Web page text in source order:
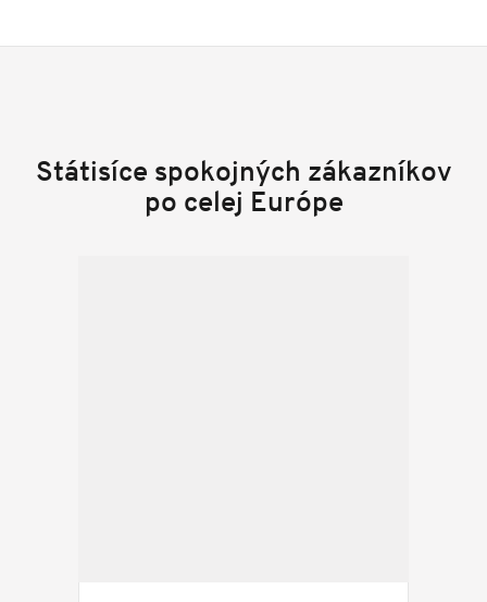
Státisíce spokojných zákazníkov
po celej Európe